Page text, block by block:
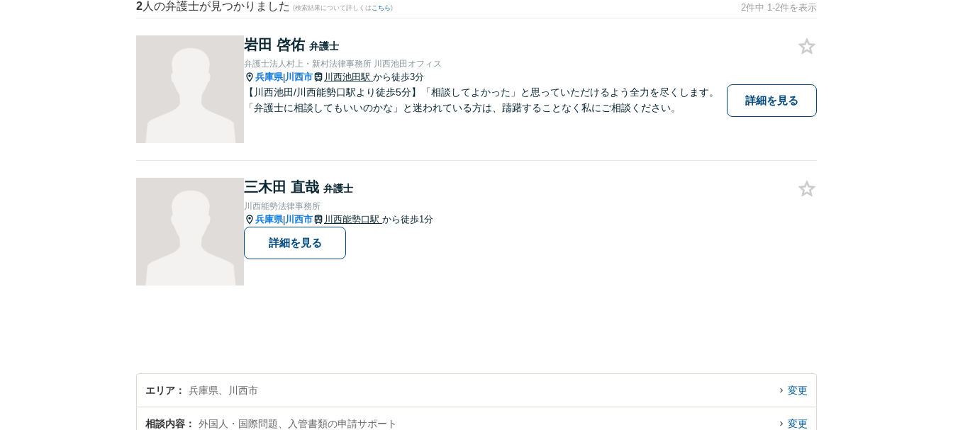
2 人の弁護士が見つかりました (検索結果について詳しくは こちら) 2件中 1-2件を表示
岩田 啓佑 弁護士
弁護士法人村上・新村法律事務所 川西池田オフィス
兵庫県|川西市 川西池田駅 から徒歩3分
【川西池田/川西能勢口駅より徒歩5分】「相談してよかった」と思っていただけるよう全力を尽くします。
「弁護士に相談してもいいのかな」と迷われている方は、躊躇することなく私にご相談ください。
詳細を見る
三木田 直哉 弁護士
川西能勢法律事務所
兵庫県|川西市 川西能勢口駅 から徒歩1分
詳細を見る
エリア 兵庫県、川西市 変更
相談内容 外国人・国際問題、入管書類の申請サポート 変更